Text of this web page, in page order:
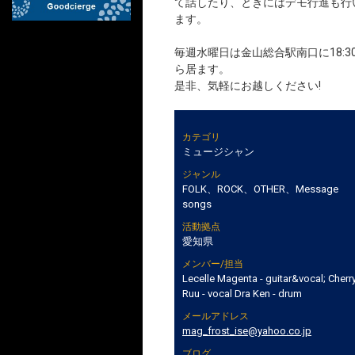
ます。
毎週水曜日は金山総合駅南口に
ら居ます。
是非、気軽にお越しください!
カテゴリ
ミュージシャン
ジャンル
FOLK、ROCK、OTHER、Message
songs
活動拠点
愛知県
メンバー/担当
Lecelle Magenta - guitar&vocal;
Ruu - vocal Dra Ken - drum
メールアドレス
mag_frost_ise@yahoo.co.jp